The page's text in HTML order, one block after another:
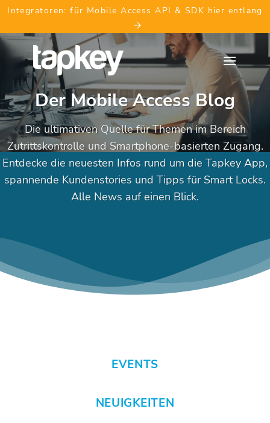
Skip
content
Integratoren: für Mobile Access API & SDK hier entlang
Der Mobile Access Blog
Die ultimativen Quelle für Themen im Bereich
Zutrittskontrolle und Smartphone-basierten Zugang.
Entdecke die neuesten Infos rund um die Tapkey App,
spannende Kundenstories und Tipps für Smart Locks.
Alle News auf einen Blick.
EVENTS
NEUIGKEITEN